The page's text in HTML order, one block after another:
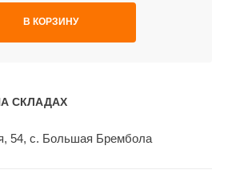
В КОРЗИНУ
СКЛАДАХ
54, c. Большая Брембола